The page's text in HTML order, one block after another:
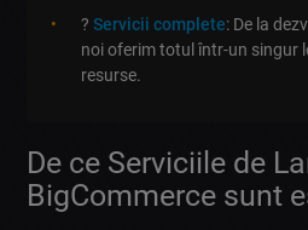
?️Servicii complete: De la
noi oferim totul într-un singur
resurse.
De ce Serviciile de
BigCommerce sunt